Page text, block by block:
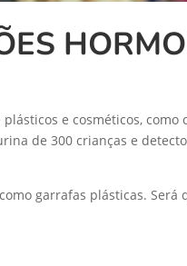
e cosméticos,
de 300 crianças e
garrafas plásticas. Será